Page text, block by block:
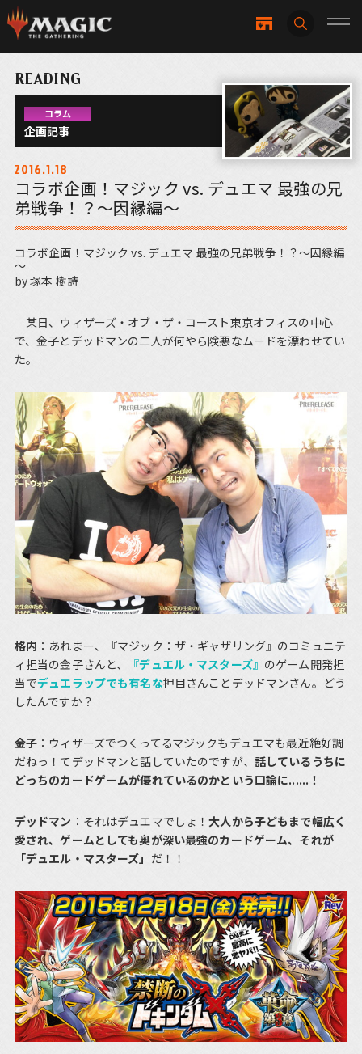
READING
コラム
企画記事
2016.1.18
コラボ企画！マジック vs. デュエマ 最強の兄
弟戦争！？～因縁編～
コラボ企画！マジック vs. デュエマ 最強の兄弟戦争！？～因縁編
～
by 塚本 樹詩
某日、ウィザーズ・オブ・ザ・コースト東京オフィスの中心
で、金子とデッドマンの二人が何やら険悪なムードを漂わせてい
た。
格内 ：あれまー、『マジック：ザ・ギャザリング』のコミュニテ
ィ担当の金子さんと、
『デュエル・マスターズ』 のゲーム開発担
当でデュエラップでも有名な押目さんことデッドマンさん。どう
したんですか？
金子 ：ウィザーズでつくってるマジックもデュエマも最近絶好調
だねっ！てデッドマンと話していたのですが、 話しているうちに
どっちのカードゲームが優れているのかという口論に......！
デッドマン ：それはデュエマでしょ！大人から子どもまで幅広く
愛され、ゲームとしても奥が深い最強のカードゲーム、それが
「デュエル・マスターズ」 だ！！